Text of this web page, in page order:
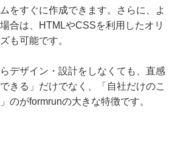
をすぐに作成できます。さらに、よ
合は、HTMLやCSSを利用したオリ
も可能です。
デザイン・設計をしなくても、直感
きる」だけでなく、「自社だけのこ
のがformrunの大きな特徴です。